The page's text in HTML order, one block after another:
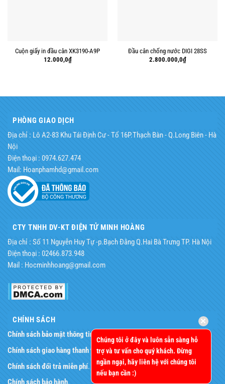
Cuộn giấy in đầu cân XK3190-A9P
12.000,0₫
Đầu cân chống nước DIGI 28SS
2.800.000,0₫
PHÒNG GIAO DỊCH
Địa chỉ : Lô A2-83 Khu Tái Định Cư - Tổ 16P.Thạch Bàn - Q.Long Biên - Hà
Nội
Điện thoại : 0974.627.474
Mail: Hoanphamhd@gmail.com
CTY TNHH DV-KT ĐIỆN TỬ MINH HOÀNG
Địa chỉ : Số 11 Nguyễn Huy Tự -p.Bạch Đằng Q.Hai Bà Trưng TP. Hà Nội
Điện thoại : 02466.873.948
Mail : Hocminhhoang@gmail.com
CHÍNH SÁCH
Chính sách bảo mật thông tin
Chính sách giao hàng thanh toán.
Chính sách đổi trả miễn phí.
Chính sách bảo hành.
Chúng tôi ở đây và luôn sẵn sàng hỗ
trợ và tư vấn cho quý khách. Đừng
ngần ngại, hãy liên hệ với chúng tôi
nếu bạn cần :)